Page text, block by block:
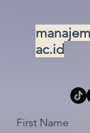
ac.id
First Name